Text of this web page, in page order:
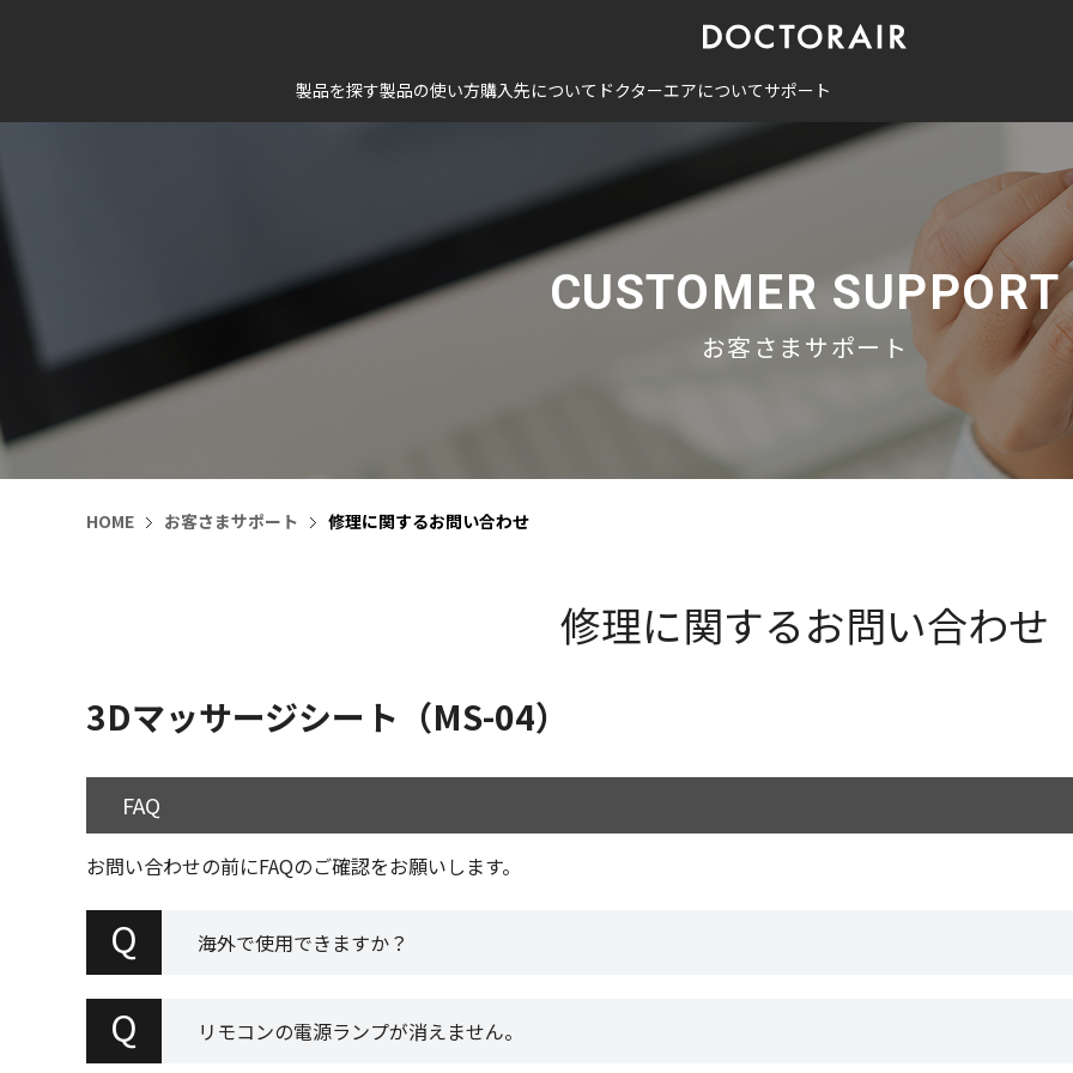
製品を探す製品の使い方購入先について ドクターエアについてサポート
CUSTOMER SUPPORT
お客さまサポート
HOME お客さまサポート 修理に関するお問い合わせ
修理に関するお問い合わせ
3Dマッサージシート（MS-04）
FAQ
お問い合わせの前にFAQのご確認をお願いします。
Q 海外で使用できますか？
Q リモコンの電源ランプが消えません。